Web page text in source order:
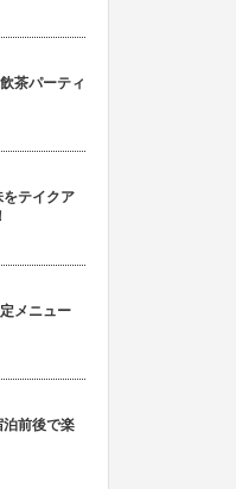
茶パーティ
をテイクア
メニュー
泊前後で楽